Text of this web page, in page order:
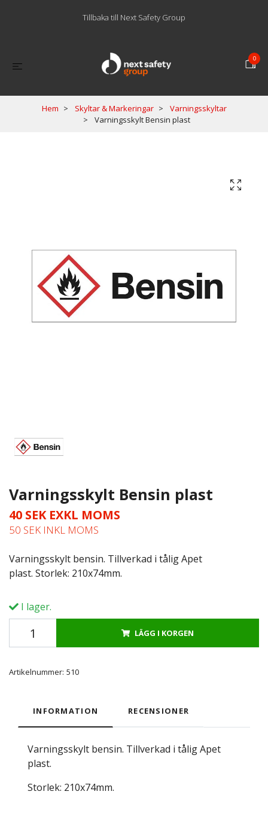
Tillbaka till Next Safety Group
0
Hem Skyltar & Markeringar
Varningsskyltar
Varningsskylt Bensin plast
Varningsskylt Bensin plast
40 SEK EXKL MOMS
50 SEK INKL MOMS
Varningsskylt bensin. Tillverkad i tålig Apet
plast. Storlek: 210x74mm.
I lager.
LÄGG I KORGEN
Artikelnummer: 510
INFORMATION RECENSIONER
Varningsskylt bensin. Tillverkad i tålig Apet
plast.
Storlek: 210x74mm.